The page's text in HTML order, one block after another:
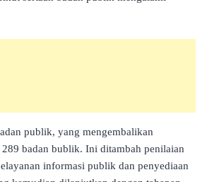
publik, yang mengembalikan
badan bublik. Ini ditambah penilaian
informasi publik dan penyediaan